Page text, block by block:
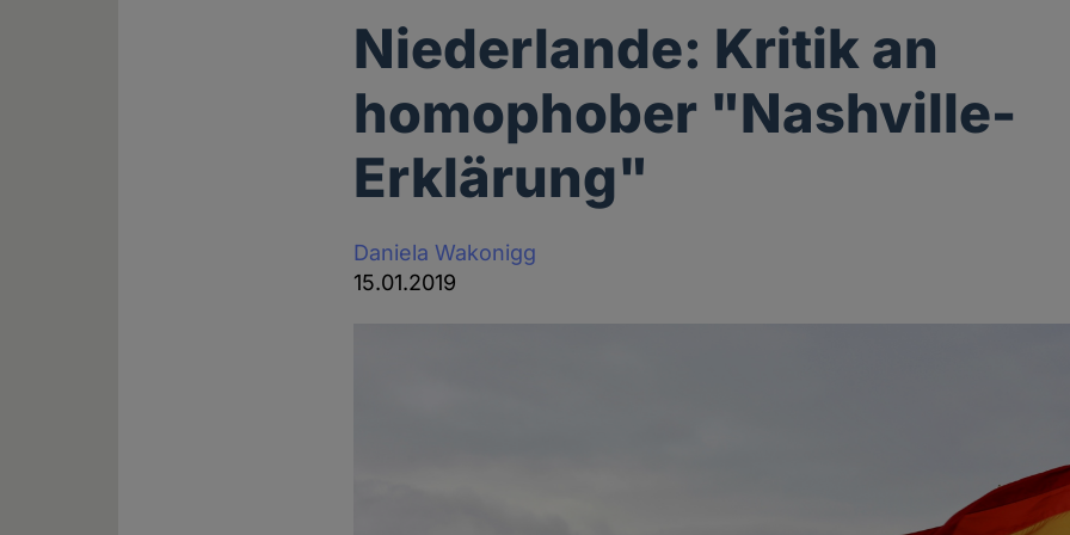
Niederlande: Kritik an
homophober "Nashville-
Erklärung"
Daniela Wakonigg
15.01.2019